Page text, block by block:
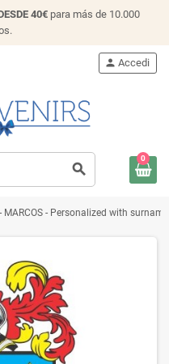
40€ para más de 10.000
search
person Accedi
0
MARCOS - Personalized with